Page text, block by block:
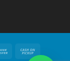
Bank